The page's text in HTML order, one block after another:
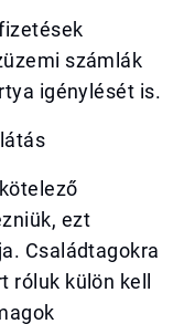
számlák
igénylését is.
ezt
Családtagokra
külön kell